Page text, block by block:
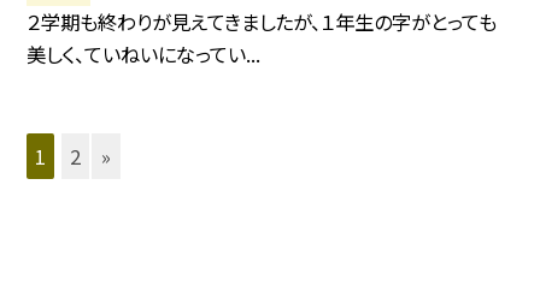
２学期も終わりが見えてきましたが、１年生の字がとっても
美しく、ていねいになってい...
1 2 »